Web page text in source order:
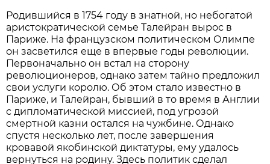
Родившийся в 1754 году в знатной, но небогатой
аристократической семье Талейран вырос в
Париже. На французском политическом Олимпе
он засветился еще в впервые годы революции.
Первоначально он встал на сторону
революционеров, однако затем тайно предложил
свои услуги королю. Об этом стало известно в
Париже, и Талейран, бывший в то время в Англии
с дипломатической миссией, под угрозой
смертной казни остался на чужбине. Однако
спустя несколько лет, после завершения
кровавой якобинской диктатуры, ему удалось
вернуться на родину. Здесь политик сделал